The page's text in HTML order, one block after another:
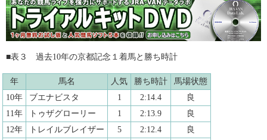
■表３ 過去10年の京都記念１着馬と勝ち時計
年 馬名 人気 勝ち時計
馬場状態
10年
ブエナビスタ 1 2:14.4
良
11年
トゥザグローリー 1 2:13.9
良
12年
トレイルブレイザー 5 2:12.4
良